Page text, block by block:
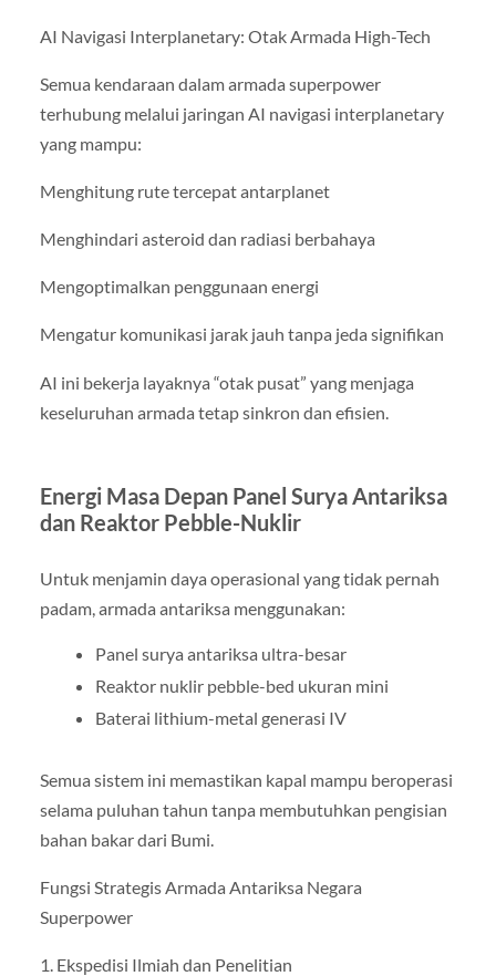
AI Navigasi Interplanetary: Otak Armada High-Tech
Semua kendaraan dalam armada superpower
terhubung melalui jaringan AI navigasi interplanetary
yang mampu:
Menghitung rute tercepat antarplanet
Menghindari asteroid dan radiasi berbahaya
Mengoptimalkan penggunaan energi
Mengatur komunikasi jarak jauh tanpa jeda signifikan
AI ini bekerja layaknya “otak pusat” yang menjaga
keseluruhan armada tetap sinkron dan efisien.
Energi Masa Depan Panel Surya Antariksa
dan Reaktor Pebble-Nuklir
Untuk menjamin daya operasional yang tidak pernah
padam, armada antariksa menggunakan:
Panel surya antariksa ultra-besar
Reaktor nuklir pebble-bed ukuran mini
Baterai lithium-metal generasi IV
Semua sistem ini memastikan kapal mampu beroperasi
selama puluhan tahun tanpa membutuhkan pengisian
bahan bakar dari Bumi.
Fungsi Strategis Armada Antariksa Negara
Superpower
1. Ekspedisi Ilmiah dan Penelitian